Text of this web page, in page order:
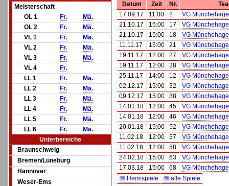
Meisterschaft
OL 1
Fr.
Mä.
OL 2
Fr.
Mä.
VL 1
Fr.
Mä.
VL 2
Fr.
Mä.
VL 3
Fr.
Mä.
VL 4
Fr.
LL 1
Fr.
Mä.
LL 2
Fr.
Mä.
LL 3
Fr.
Mä.
LL 4
Fr.
Mä.
LL 5
Fr.
Mä.
LL 6
Fr.
Mä.
Unterbereiche
Braunschweig
Bremen/Lüneburg
Hannover
Weser-Ems
Datum Zeit Nr.
17.09.17
11:00 2
VG
21.10.17
15:00 17
VG
21.10.17
15:00 18
VG
11.11.17
15:00 21
VG
19.11.17
12:00 27
VG
19.11.17
12:00 28
VG
25.11.17
14:00 12
VG
02.12.17
15:00 32
VG
09.12.17
15:00 38
VG
14.01.18
12:00 45
VG
14.01.18
12:00 46
VG
20.01.18
15:00 52
VG
11.02.18
12:00 57
VG
11.02.18
12:00 58
VG
24.02.18
15:00 63
VG
17.03.18
15:00 68
VG
📅 Heimspiele
📅 alle Spiele